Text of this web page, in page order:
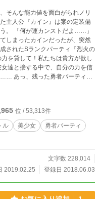
そんな能力値を面白がられノリ
主人公『カイン』は案の定装備
。 「何が運カンストだよ……」
しまったカインだったが、突然
されたSランクパーティ『烈火の
ティは
位 / 53,313件
ル 美少女
勇者パーティ
文字数 228,014
2019.02.25
登録日 2018.06.03